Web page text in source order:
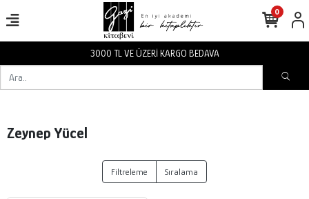
3000 TL VE ÜZERİ KARGO BEDAVA
0
Zeynep Yücel
Filtreleme Sıralama